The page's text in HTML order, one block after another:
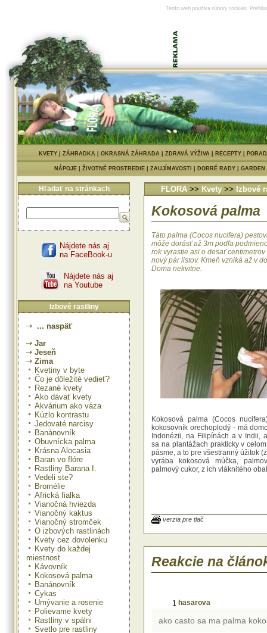
Tento web používa súbory cookies.
KVETY| ZÁHRADKA| OKRASNÁ ZÁHRADA| ZDRAVÁ VÝŽIVA| RECEPTY|
NÁPOJE ŽIVOTNÉ PROSTREDIE ZAUJÍMAVOSTI DOBRÉ RADY
Hľadať na stránkach
Nájdete nás aj
na FaceBook-u
Nájdete nás aj
na Youtube
Izbové rastliny
... naspäť
Jar
Jeseň
Zima
Kvetiny v byte
Čo je dôležité vedieť?
Rezané kvety
Ako dávať kvety
Akvárium ako váza
Kúzlo kontrastu
Jedovaté narcisy
Banánovník
Obuvnícka palma
Krásna Alocasia
Baran vo flóre
Rastliny Barana I.
Vedeli ste?
Bromélie
Africká fialka
Vianočná hviezda
Vianočný kaktus
Vianočný stromček
O izbových rastlinách
Kvety cez dovolenku
Kvety do každej
miestnost
Kávovník
Kokosová palma
Banánovník
Cykas
Umývanie a rosenie
Polievame kvety
Rastliny v spálni
Svetlo pre rastliny
FLORA >> Kvety >> Izbové
Kokosová palma
Táto palma (Cocos nucifera)
môže dorásť až 3m podľa
rok vyrastie asi o desať centimetrov
nový pár listov. Kmeň vzniká až v
Doma nekvitne.
Kokosová palma (Cocos
kokosovník orechoplodý - má
Indonézii, na Filipínách a v Indii,
sa na plantážach prakticky v
pásme, a to pre všestranný úžitok
vyrába kokosová múčka,
palmový cukor, z ich vláknitého
dlhé a 1,5 m široké.
Potrebuje svetlo, teplo a vlhký
rada prudké slnko. Zem v
hnojivom, ale radšej menej.
- palma slabo rastie: málo živín
potrebné ju presadiť a
verzia pre tlač
Reakcie na
1 hasarova
ako casto sa ma palma